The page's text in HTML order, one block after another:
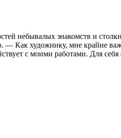
небывалых знакомств и
— Как художнику, мне крайне
с моими работами. Для